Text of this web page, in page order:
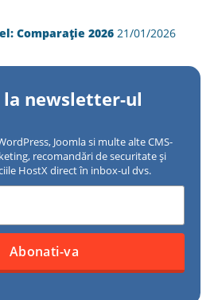
Comparație 2026 21/01/2026
newsletter-ul
Joomla si multe alte CMS-
recomandări de securitate și
HostX direct în inbox-ul dvs.